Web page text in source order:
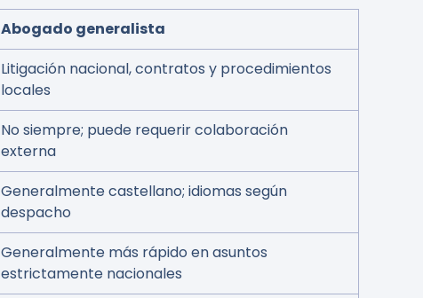
Abogado generalista
Litigación nacional, contratos y procedimientos
locales
No siempre; puede requerir colaboración
externa
Generalmente castellano; idiomas según
despacho
Generalmente más rápido en asuntos
estrictamente nacionales